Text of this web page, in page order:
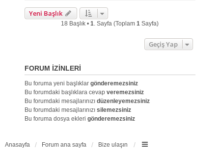
Yeni Başlık
18 Başlık •1. Sayfa (Toplam1 Sayfa)
Geçiş Yap
FORUM IZINLERI
Bu foruma yeni başlıklar gönderemezsiniz
Bu forumdaki başlıklara cevap veremezsiniz
Bu forumdaki mesajlarınızı düzenleyemezsiniz
Bu forumdaki mesajlarınızı silemezsiniz
Bu foruma dosya ekleri gönderemezsiniz
Anasayfa Forum ana sayfa Bize ulaşın